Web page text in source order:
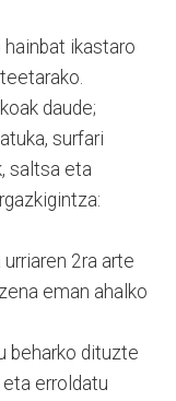
ikastaro
daude;
surfari
saltsa eta
2ra arte
eman ahalko
beharko dituzte
erroldatu